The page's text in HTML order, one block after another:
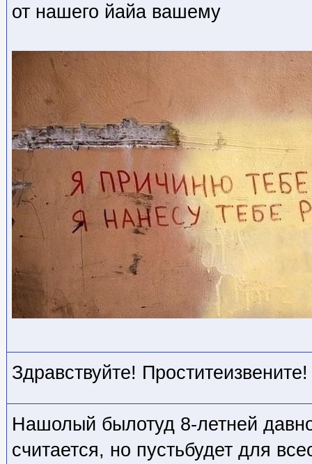
от нашего йайа вашему
Здравствуйте! Проститеизвените!
Нашолый былотуд 8-летней
считается, но пустьбудет для